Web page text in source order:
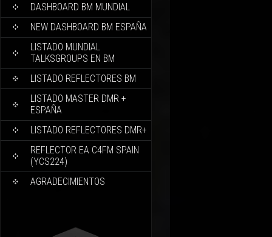
DASHBOARD BM MUNDIAL
NEW DASHBOARD BM ESPAÑA
LISTADO MUNDIAL
TALKSGROUPS EN BM
LISTADO REFLECTORES BM
LISTADO MASTER DMR +
ESPAÑA
LISTADO REFLECTORES DMR+
REFLECTOR EA C4FM SPAIN
(YCS224)
AGRADECIMIENTOS